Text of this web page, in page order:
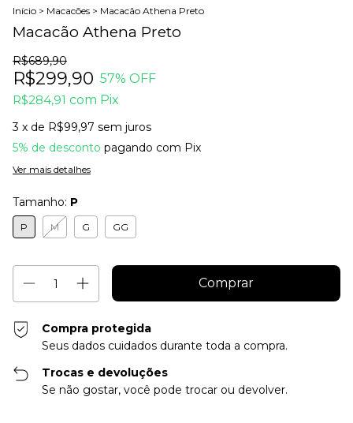
Início > Macacões > Macacão Athena Preto
Macacão Athena Preto
R$689,90
R$299,90 57% OFF
R$284,91 com Pix
3 x de R$99,97 sem juros
5% de desconto pagando com Pix
Ver mais detalhes
Tamanho: P
P M G GG
Compra protegida
Seus dados cuidados durante toda a compra.
Trocas e devoluções
Se não gostar, você pode trocar ou devolver.